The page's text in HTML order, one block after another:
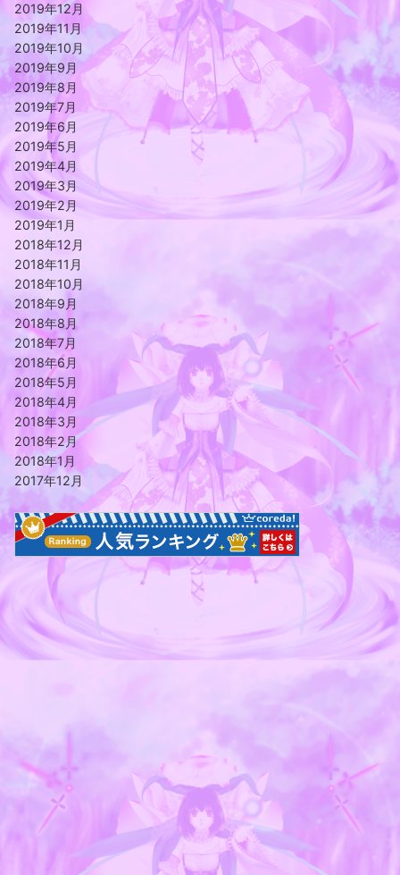
2019年12月
2019年11月
2019年10月
2019年9月
2019年8月
2019年7月
2019年6月
2019年5月
2019年4月
2019年3月
2019年2月
2019年1月
2018年12月
2018年11月
2018年10月
2018年9月
2018年8月
2018年7月
2018年6月
2018年5月
2018年4月
2018年3月
2018年2月
2018年1月
2017年12月